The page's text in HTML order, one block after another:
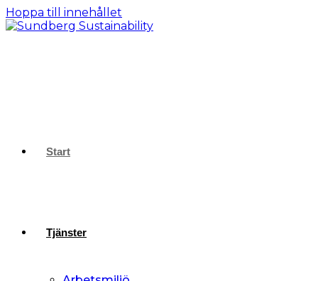
Hoppa till innehållet
Start
Tjänster